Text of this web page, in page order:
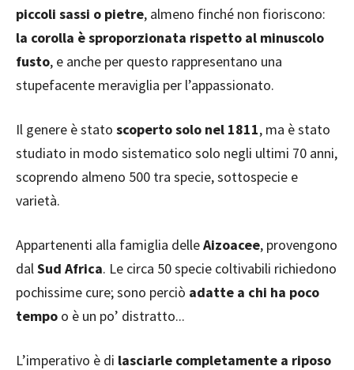
piccoli sassi o pietre, almeno finché non fioriscono:
la corolla è sproporzionata rispetto al minuscolo
fusto, e anche per questo rappresentano una
stupefacente meraviglia per l’appassionato.
Il genere è stato scoperto solo nel 1811, ma è stato
studiato in modo sistematico solo negli ultimi 70 anni,
scoprendo almeno 500 tra specie, sottospecie e
varietà.
Appartenenti alla famiglia delleAizoacee, provengono
dal Sud Africa. Le circa 50 specie coltivabili richiedono
pochissime cure; sono perciò adatte a chi ha poco
tempo o è un po’ distratto...
L’imperativo è di lasciarle completamente a riposo